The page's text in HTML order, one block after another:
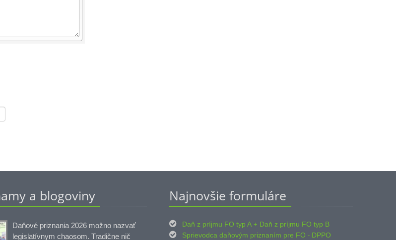
a blogoviny
Daňové priznania 2026 možno nazvať
legislatívnym chaosom. Tradične nič
Najnovšie formuláre
 Daň z príjmu FO typ A + Daň z príjmu FO typ B

Sprievodca daňovým priznaním pre FO - DPPO